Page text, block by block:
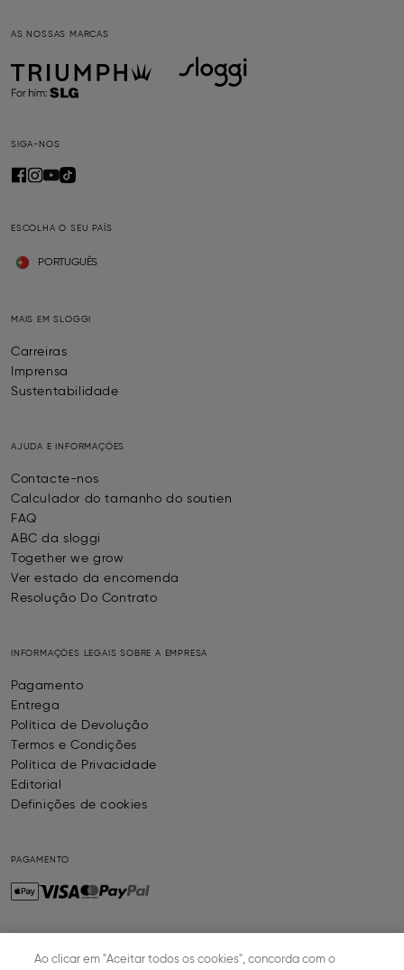
AS NOSSAS MARCAS
SIGA-NOS
ESCOLHA O SEU PAÍS
PORTUGUÊS
MAIS EM SLOGGI
Carreiras
Imprensa
Sustentabilidade
AJUDA E INFORMAÇÕES
Contacte-nos
Calculador do tamanho do soutien
FAQ
ABC da sloggi
Together we grow
Ver estado da encomenda
Resolução Do Contrato
INFORMAÇÕES LEGAIS SOBRE A EMPRESA
Pagamento
Entrega
Política de Devolução
Termos e Condições
Política de Privacidade
Editorial
Definições de cookies
PAGAMENTO
ENTREGA
Ao clicar em "Aceitar todos os cookies", concorda com o